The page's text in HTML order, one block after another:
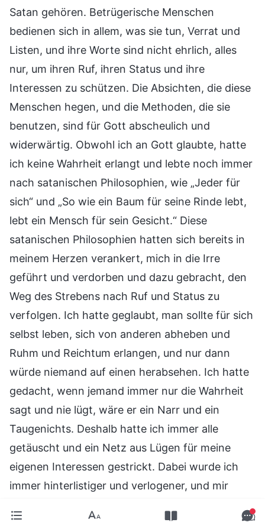
Satan gehören. Betrügerische Menschen
bedienen sich in allem, was sie tun, Verrat und
Listen, und ihre Worte sind nicht ehrlich, alles
nur, um ihren Ruf, ihren Status und ihre
Interessen zu schützen. Die Absichten, die diese
Menschen hegen, und die Methoden, die sie
benutzen, sind für Gott abscheulich und
widerwärtig. Obwohl ich an Gott glaubte, hatte
ich keine Wahrheit erlangt und lebte noch immer
nach satanischen Philosophien, wie „Jeder für
sich“ und „So wie ein Baum für seine Rinde lebt,
lebt ein Mensch für sein Gesicht.“ Diese
satanischen Philosophien hatten sich bereits in
meinem Herzen verankert, mich in die Irre
geführt und verdorben und dazu gebracht, den
Weg des Strebens nach Ruf und Status zu
verfolgen. Ich hatte geglaubt, man sollte für sich
selbst leben, sich von anderen abheben und
Ruhm und Reichtum erlangen, und nur dann
würde niemand auf einen herabsehen. Ich hatte
gedacht, wenn jemand immer nur die Wahrheit
sagt und nie lügt, wäre er ein Narr und ein
Taugenichts. Deshalb hatte ich immer alle
getäuscht und ein Netz aus Lügen für meine
eigenen Interessen gestrickt. Dabei wurde ich
immer hinterlistiger und verlogener, und mir
mich waren Ruf und Status wichtiger als die